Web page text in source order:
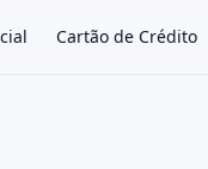
Cartão de Crédito